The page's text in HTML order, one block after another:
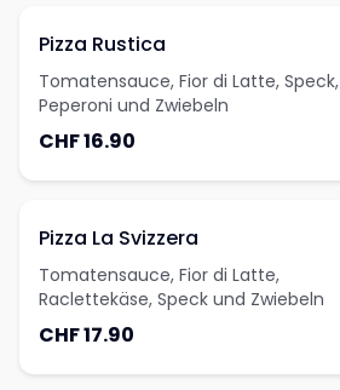
Pizza Rustica
Tomatensauce, Fior di Latte, Speck,
Peperoni und Zwiebeln
CHF 16.90
Pizza La Svizzera
Tomatensauce, Fior di Latte,
Raclettekäse, Speck und Zwiebeln
CHF 17.90